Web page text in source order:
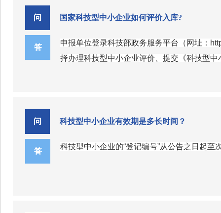
问 国家科技型中小企业如何评价入库?
答
申报单位登录科技部政务服务平台（网址：
择办理科技型中小企业评价、提交《科技型
问 科技型中小企业有效期是多长时间？
答
科技型中小企业的“登记编号”从公告之日起至